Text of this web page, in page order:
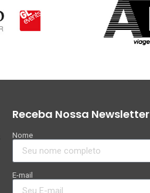
Receba Nossa Newsletter
Nome
E-mail